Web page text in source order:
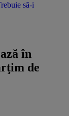
să-i
în
de